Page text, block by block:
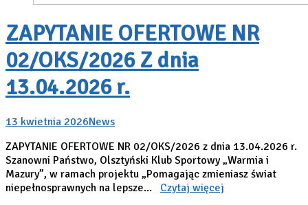
ZAPYTANIE OFERTOWE NR
02/OKS/2026 Z dnia
13.04.2026 r.
13 kwietnia 2026News
ZAPYTANIE OFERTOWE NR 02/OKS/2026 z dnia 13.04.2026 r.
Szanowni Państwo, Olsztyński Klub Sportowy „Warmia i
Mazury”, w ramach projektu „Pomagając zmieniasz świat
niepełnosprawnych na lepsze... Czytaj więcej